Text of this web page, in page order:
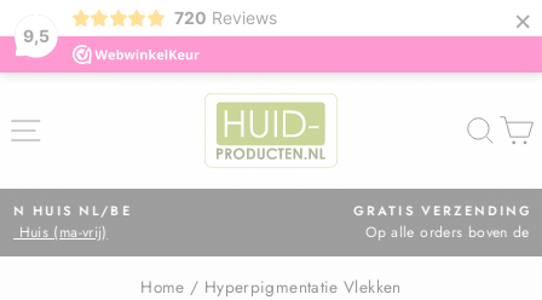
9,5
720 Reviews ×
Diavoorstelling
GRATIS VERZENDING IN NL
Op alle orders boven de €75,=
Home / Hyperpigmentatie Vlekken